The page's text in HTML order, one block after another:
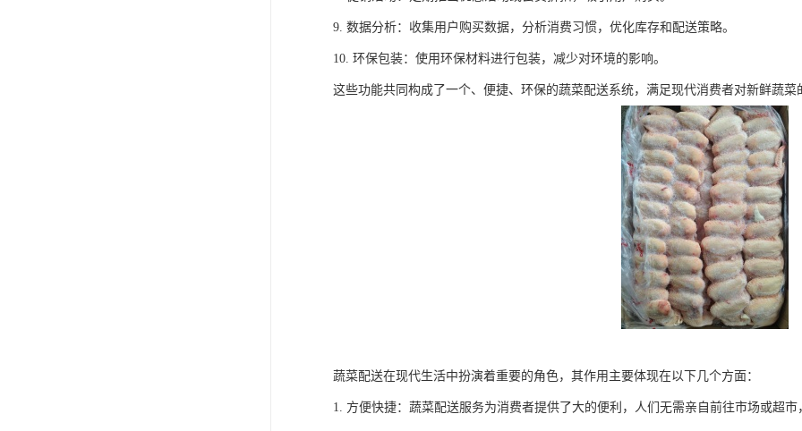
9. 数据分析：收集用户购买数据，分析消费习惯，优化库存和配送策略。
10. 环保包装：使用环保材料进行包装，减少对环境的影响。
这些功能共同构成了一个、便捷、环保的蔬菜配送系统，满足现代消费者对新鲜蔬菜
蔬菜配送在现代生活中扮演着重要的角色，其作用主要体现在以下几个方面：
1. 方便快捷：蔬菜配送服务为消费者提供了大的便利，人们无需亲自前往市场或超